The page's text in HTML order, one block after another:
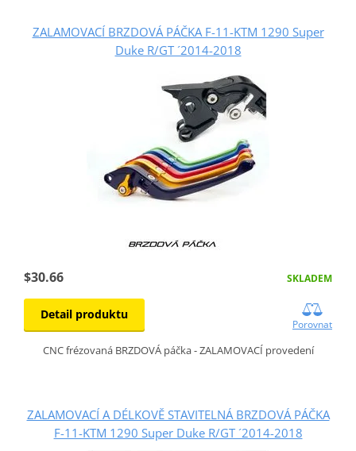
ZALAMOVACÍ BRZDOVÁ PÁČKA F-11-KTM 1290 Super
Duke R/GT ´2014-2018
$30.66 SKLADEM
Detail produktu
Porovnat
CNC frézovaná BRZDOVÁ páčka - ZALAMOVACÍ provedení
ZALAMOVACÍ A DÉLKOVĚ STAVITELNÁ BRZDOVÁ PÁČKA
F-11-KTM 1290 Super Duke R/GT ´2014-2018